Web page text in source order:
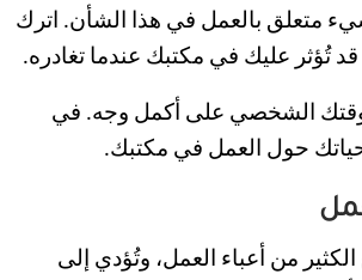
متعلق بالعمل في هذا الشأن. اترك
تُؤثر عليك في مكتبك عندما تغادره.
الشخصي على أكمل وجه. في
حياتك حول العمل في مكتبك.
من أعباء العمل، وتُؤدي إلى